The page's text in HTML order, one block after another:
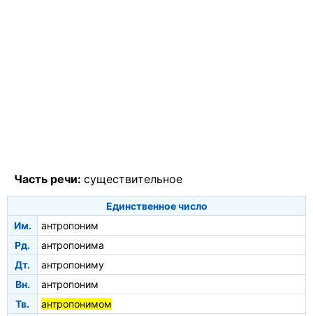
Часть речи: существительное
Единственное число
Им.
антропоним
Рд.
антропонима
Дт.
антропониму
Вн.
антропоним
Тв.
антропонимом